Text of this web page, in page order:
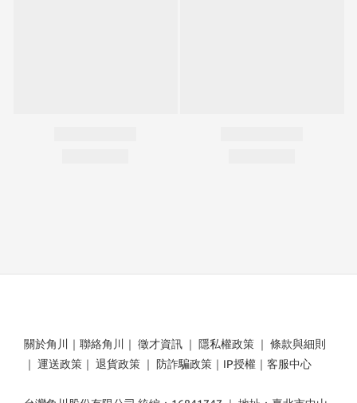
關於角川 ｜ 聯絡角川 ｜ 徵才資訊 ｜ 隱私權政策 ｜ 條款與細則
｜ 運送政策 ｜ 退貨政策 ｜ 防詐騙政策 ｜ IP授權 ｜ 客服中心